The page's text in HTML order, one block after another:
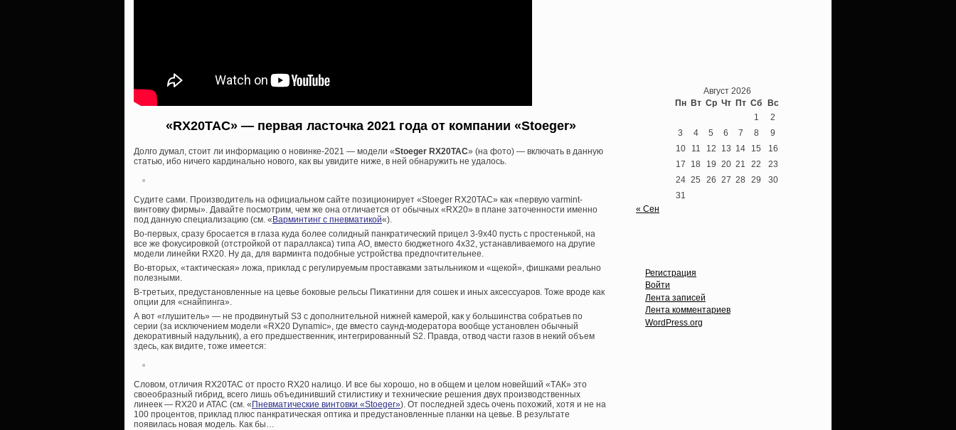
«RX20TAC» — первая ласточка 2021 года от компании «Stoeger»
Долго думал, стоит ли информацию о новинке-2021 — модели «Stoeger RX20TAC» (на фото) — включать в данную
статью, ибо ничего кардинально нового, как вы увидите ниже, в ней обнаружить не удалось.
Судите сами. Производитель на официальном сайте позиционирует «Stoeger RX20TAC» как «первую varmint-
винтовку фирмы». Давайте посмотрим, чем же она отличается от обычных «RX20» в плане заточенности именно
под данную специализацию (см. «Варминтинг с пневматикой«).
Во-первых, сразу бросается в глаза куда более солидный панкратический прицел 3-9х40 пусть с простенькой, на
все же фокусировкой (отстройкой от параллакса) типа АО, вместо бюджетного 4х32, устанавливаемого на другие
модели линейки RX20. Ну да, для варминта подобные устройства предпочтительнее.
Во-вторых, «тактическая» ложа, приклад с регулируемым проставками затыльником и «щекой», фишками реально
полезными.
В-третьих, предустановленные на цевье боковые рельсы Пикатинни для сошек и иных аксессуаров. Тоже вроде как
опции для «снайпинга».
А вот «глушитель» — не продвинутый S3 с дополнительной нижней камерой, как у большинства собратьев по
серии (за исключением модели «RX20 Dynamic», где вместо саунд-модератора вообще установлен обычный
декоративный надульник), а его предшественник, интегрированный S2. Правда, отвод части газов в некий объем
здесь, как видите, тоже имеется:
Словом, отличия RX20TAC от просто RX20 налицо. И все бы хорошо, но в общем и целом новейший «ТАК» это
своеобразный гибрид, всего лишь объединивший стилистику и технические решения двух производственных
линеек — RX20 и ATAC (см. «Пневматические винтовки «Stoeger»). От последней здесь очень похожий, хотя и не на
100 процентов, приклад плюс панкратическая оптика и предустановленные планки на цевье. В результате
появилась новая модель. Как бы…
Август 2026
Пн Вт Ср Чт Пт Сб Вс
1
2
3
4 5 6 7 8
9
10
11 12 13 14 15
16
17
18 19 20 21 22
23
24 25 26 27 28 29
30
31
« Сен
Регистрация
Войти
Лента записей
Лента комментариев
WordPress.org